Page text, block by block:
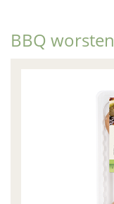
BBQ worsten